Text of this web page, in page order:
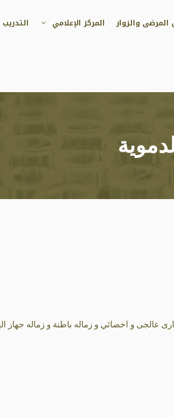
المرضى والزوار المركز الإعلامي
و اخصائي و زماله باطنة و زماله جهاز